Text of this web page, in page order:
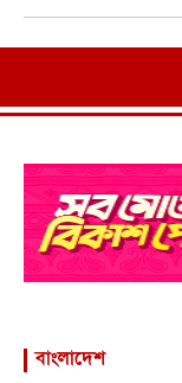
বাংলাদেশ